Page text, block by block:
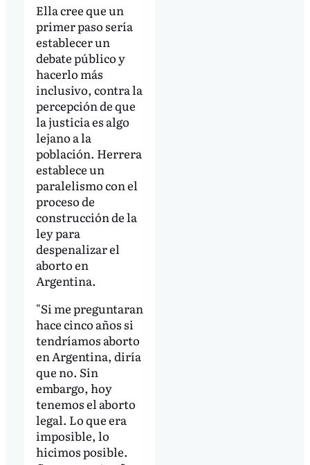
Ella cree que un
primer paso sería
establecer un
debate público y
hacerlo más
inclusivo, contra la
percepción de que
la justicia es algo
lejano a la
población. Herrera
establece un
paralelismo con el
proceso de
construcción de la
ley para
despenalizar el
aborto en
Argentina.
"Si me preguntaran
hace cinco años si
tendríamos aborto
en Argentina, diría
que no. Sin
embargo, hoy
tenemos el aborto
legal. Lo que era
imposible, lo
hicimos posible.